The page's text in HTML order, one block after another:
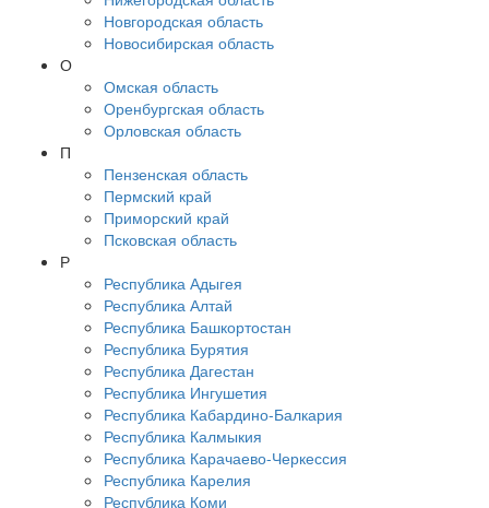
Новгородская область
Новосибирская область
О
Омская область
Оренбургская область
Орловская область
П
Пензенская область
Пермский край
Приморский край
Псковская область
Р
Республика Адыгея
Республика Алтай
Республика Башкортостан
Республика Бурятия
Республика Дагестан
Республика Ингушетия
Республика Кабардино-Балкария
Республика Калмыкия
Республика Карачаево-Черкессия
Республика Карелия
Республика Коми